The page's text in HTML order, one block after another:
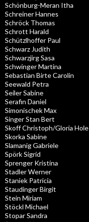
Schönburg-Meran Itha
Schreiner Hannes
Schröck Thomas
Schrott Harald
Schützlhoffer Paul
Schwarz Judith
Schwarzjirg Sasa
Schwinger Martina
Sebastian Birte Carolin
Seewald Petra
Seiler Sabine
Serafin Daniel
Simonischek Max
Singer Stan Bert
Skoff Christoph/Gloria Hole
Skorka Sabine
Slamanig Gabriele
Spörk Sigrid
Sprenger Kristina
Stadler Werner
Staniek Patricia
Staudinger Birgit
Stein Miriam
Stöckl Michael
Stopar Sandra